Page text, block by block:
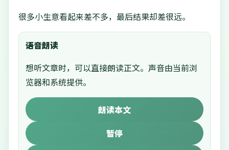
很多小生意看起来差不多，最后结果却差很远。
语音朗读
想听文章时，可以直接朗读正文。声音由当前浏
览器和系统提供。
朗读本文
暂停